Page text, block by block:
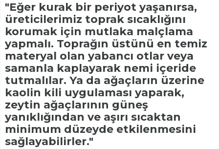
"Eğer kurak bir periyot yaşanırsa,
üreticilerimiz toprak sıcaklığını
korumak için mutlaka malçlama
yapmalı. Toprağın üstünü en temiz
materyal olan yabancı otlar veya
samanla kaplayarak nemi içeride
tutmalılar. Ya da ağaçların üzerine
kaolin kili uygulaması yaparak,
zeytin ağaçlarının güneş
yanıklığından ve aşırı sıcaktan
minimum düzeyde etkilenmesini
sağlayabilirler."